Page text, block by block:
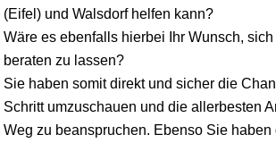
(Eifel) und Walsdorf helfen kann?
Wäre es ebenfalls hierbei Ihr Wunsch, sich
beraten zu lassen?
Sie haben somit direkt und sicher die
Schritt umzuschauen und die allerbesten
Weg zu beanspruchen. Ebenso Sie haben